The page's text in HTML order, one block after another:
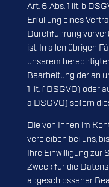
Art. 6 Abs. 1 lit. b
Erfüllung eines
Durchführung
ist. In allen übrigen
unserem
Bearbeitung der an
1 lit. f DSGVO) oder
a DSGVO) sofern
Die von Ihnen im
verbleiben bei uns,
Ihre Einwilligung zur
Zweck für die
abgeschlossener